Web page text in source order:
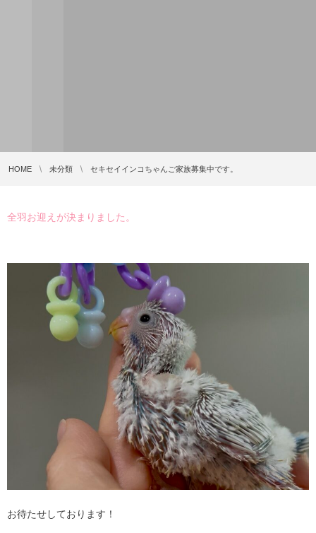
HOME 未分類 セキセイインコちゃんご家族募集中です。
全羽お迎えが決まりました。
お待たせしております！